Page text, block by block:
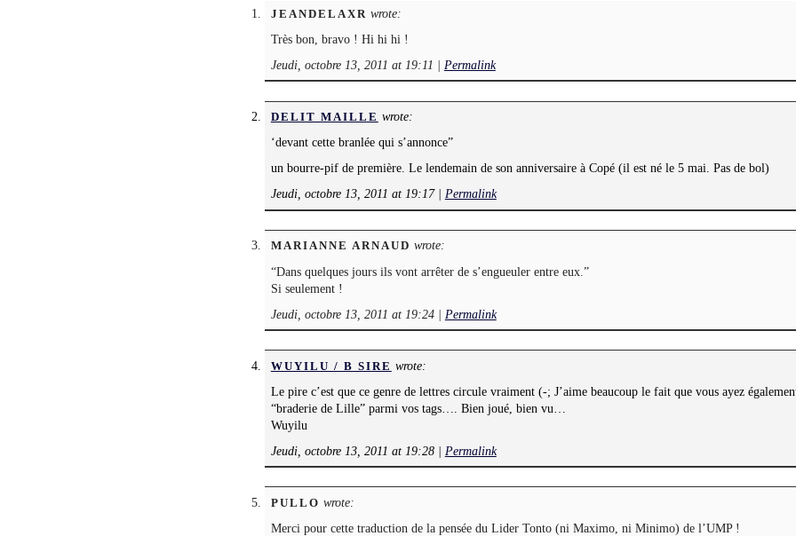
JEANDELAXR wrote:
Très bon, bravo ! Hi hi hi !
Jeudi, octobre 13, 2011 at 19:11 | Permalink
DELIT MAILLE wrote:
‘devant cette branlée qui s’annonce”
un bourre-pif de première. Le lendemain de son anniversaire à Copé (il est né le 5 mai. Pas de bol)
Jeudi, octobre 13, 2011 at 19:17 | Permalink
MARIANNE ARNAUD wrote:
“Dans quelques jours ils vont arrêter de s’engueuler entre eux.”
Si seulement !
Jeudi, octobre 13, 2011 at 19:24 | Permalink
WUYILU / B SIRE wrote:
Le pire c’est que ce genre de lettres circule vraiment (-; J’aime beaucoup le fait que vous ayez
“braderie de Lille” parmi vos tags…. Bien joué, bien vu…
Wuyilu
Jeudi, octobre 13, 2011 at 19:28 | Permalink
PULLO wrote:
Merci pour cette traduction de la pensée du Lider Tonto (ni Maximo, ni Minimo) de l’UMP !